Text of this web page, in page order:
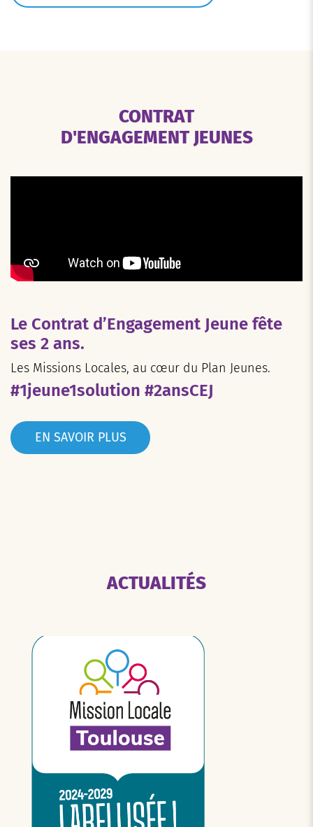
CONTRAT
D'ENGAGEMENT JEUNES
Le Contrat d’Engagement Jeune fête
ses 2 ans.
Les Missions Locales, au cœur du Plan Jeunes.
#1jeune1solution #2ansCEJ
EN SAVOIR PLUS
ACTUALITÉS